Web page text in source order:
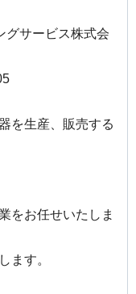
グサービス株式会
を生産、販売する
をお任せいたしま
ます。